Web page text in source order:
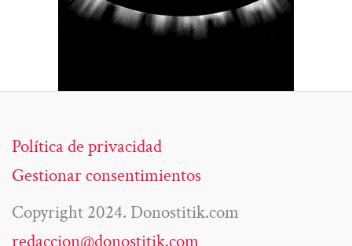
Política de privacidad
Gestionar consentimientos
Copyright 2024. Donostitik.com
redaccion@donostitik.com